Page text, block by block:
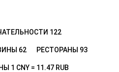
122
62 РЕСТОРАНЫ 93
1 CNY = 11.47 RUB